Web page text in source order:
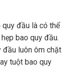
đầu là có thể
bao quy đầu.
đầu luôn ôm chặt
tuột bao quy